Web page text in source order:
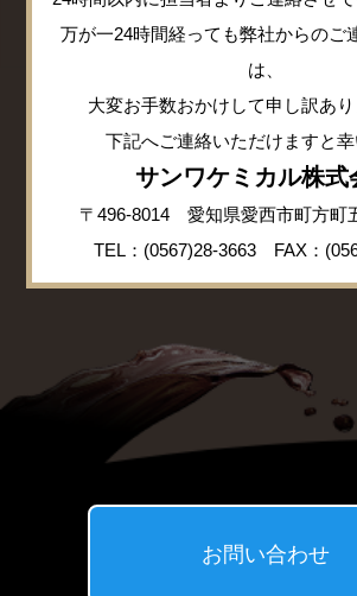
万が一24時間経っても弊社からのご
は、
大変お手数おかけして申し訳あり
下記へご連絡いただけますと幸
サンワケミカル株式
〒496-8014 愛知県愛西市町方町
TEL：(0567)28-3663 FAX：
お問い合わせ